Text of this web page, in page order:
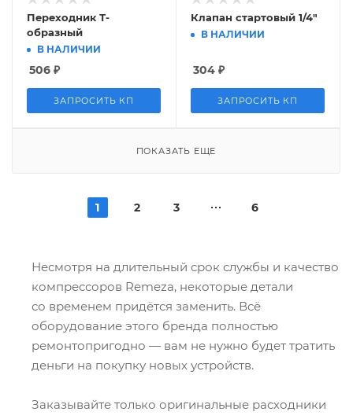
Переходник Т-
образный
В НАЛИЧИИ
506 ₽
ЗАПРОСИТЬ КП
Клапан стартовый 1/4"
В НАЛИЧИИ
304 ₽
ЗАПРОСИТЬ КП
ПОКАЗАТЬ ЕЩЕ
1 2 3 6
Несмотря на длительный срок службы и качество
компрессоров Remeza, некоторые детали
со временем придётся заменить. Всё
оборудование этого бренда полностью
ремонтопригодно — вам не нужно будет тратить
деньги на покупку новых устройств.
Заказывайте только оригинальные расходники